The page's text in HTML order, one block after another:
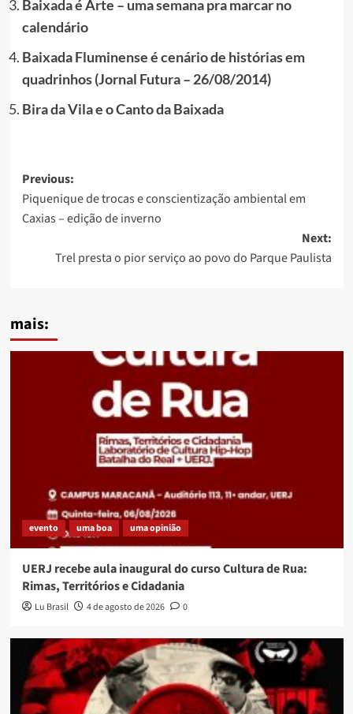
Baixada é Arte – uma semana pra marcar no
calendário
Baixada Fluminense é cenário de histórias em
quadrinhos (Jornal Futura – 26/08/2014)
Bira da Vila e o Canto da Baixada
Post
navigation
Previous:
Piquenique de trocas e conscientização ambiental em
Caxias – edição de inverno
Next:
Trel presta o pior serviço ao povo do Parque Paulista
mais:
evento uma boa uma opinião
UERJ recebe aula inaugural do curso Cultura de Rua:
Rimas, Territórios e Cidadania
Lu Brasil 4 de agosto de 2026 0